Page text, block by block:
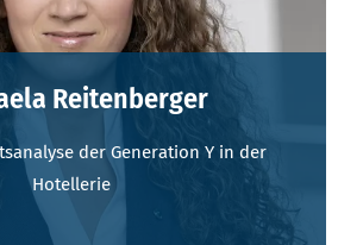
Reitenberger
der Generation Y in der
Hotellerie